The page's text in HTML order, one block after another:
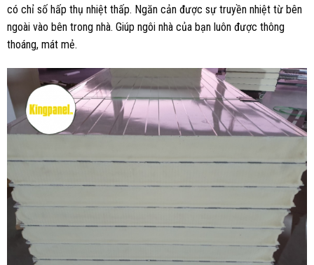
có chỉ số hấp thụ nhiệt thấp. Ngăn cản được sự truyền nhiệt từ bên
ngoài vào bên trong nhà. Giúp ngôi nhà của bạn luôn được thông
thoáng, mát mẻ.